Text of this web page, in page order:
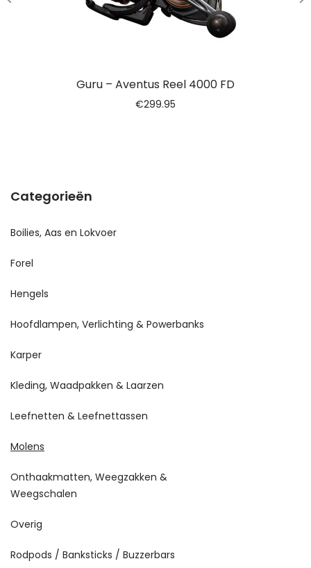
Guru – Aventus Reel 4000 FD
€299.95
Categorieën
Boilies, Aas en Lokvoer
Forel
Hengels
Hoofdlampen, Verlichting & Powerbanks
Karper
Kleding, Waadpakken & Laarzen
Leefnetten & Leefnettassen
Molens
Onthaakmatten, Weegzakken &
Weegschalen
Overig
Rodpods / Banksticks / Buzzerbars